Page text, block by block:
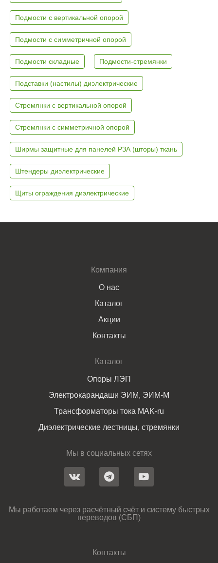
Подмости с вертикальной опорой
Подмости с симметричной опорой
Подмости складные Подмости-стремянки
Подставки (настилы) диэлектрические
Стремянки с вертикальной опорой
Стремянки с симметричной опорой
Ширмы защитные для панелей РЗА (шторы) ткань
Штендеры диэлектрические
Щиты ограждения диэлектрические
Компания
О нас
Каталог
Акции
Контакты
Каталог
Опоры ЛЭП
Электрокарандаши ЭИМ, ЭИМ-М
Трансформаторы тока MAK-ru
Диэлектрические лестницы, стремянки
Мы в социальных сетях
Мы работаем через расчётный счёт и систему быстрых
переводов (СБП)
Контакты